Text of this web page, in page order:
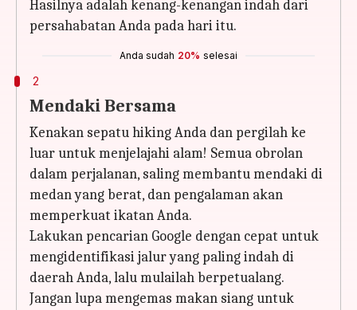
Hasilnya adalah kenang-kenangan indah dari
persahabatan Anda pada hari itu.
Anda sudah 20% selesai
2
Mendaki Bersama
Kenakan sepatu hiking Anda dan pergilah ke
luar untuk menjelajahi alam! Semua obrolan
dalam perjalanan, saling membantu mendaki di
medan yang berat, dan pengalaman akan
memperkuat ikatan Anda.
Lakukan pencarian Google dengan cepat untuk
mengidentifikasi jalur yang paling indah di
daerah Anda, lalu mulailah berpetualang.
Jangan lupa mengemas makan siang untuk